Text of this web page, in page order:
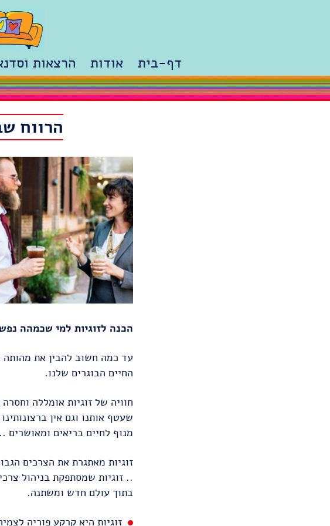
דף-בית אודות הרצאות
הרווח
הכנה לזוגיות למי שכמהה
עד כמה חשוב להבין את מהותה
החיים הבוגרים שלנו.
חוויה של זוגיות אומללה
שעטף אותנו וגם אין
מנוף לחיים בריאים
זוגיות מאתגרת את הצרכים
.. זוגיות שמסתפקת בניהול
בתוך עולם חדש ומשתנה.
זוגיות היא קרקע פוריה